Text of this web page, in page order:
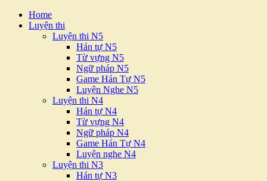
Home
Luyện thi
Luyện thi N5
Hán tự N5
Từ vựng N5
Ngữ pháp N5
Game Hán Tự N5
Luyện Nghe N5
Luyện thi N4
Hán tự N4
Từ vựng N4
Ngữ pháp N4
Game Hán Tự N4
Luyện nghe N4
Luyện thi N3
Hán tự N3